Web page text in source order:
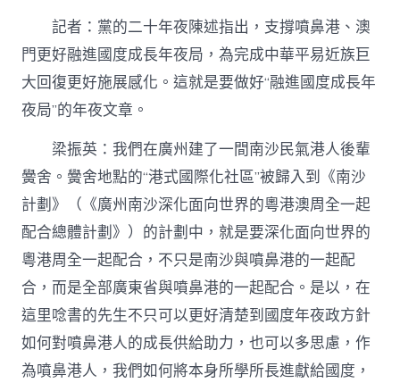
記者：黨的二十年夜陳述指出，支撐噴鼻港、澳
門更好融進國度成長年夜局，為完成中華平易近族巨
大回復更好施展感化。這就是要做好“融進國度成長年
夜局”的年夜文章。
梁振英：我們在廣州建了一間南沙民氣港人後輩
黌舍。黌舍地點的“港式國際化社區”被歸入到《南沙
計劃》（《廣州南沙深化面向世界的粵港澳周全一起
配合總體計劃》）的計劃中，就是要深化面向世界的
粵港周全一起配合，不只是南沙與噴鼻港的一起配
合，而是全部廣東省與噴鼻港的一起配合。是以，在
這里唸書的先生不只可以更好清楚到國度年夜政方針
如何對噴鼻港人的成長供給助力，也可以多思慮，作
為噴鼻港人，我們如何將本身所學所長進獻給國度，